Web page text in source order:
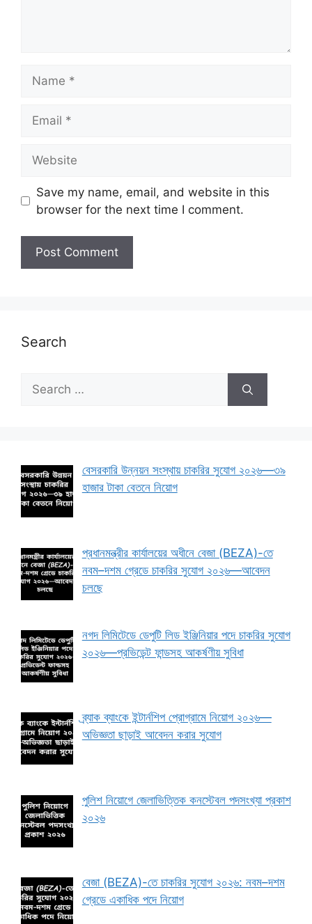
Save my name, email, and website in this
browser for the next time I comment.
Search
Search
for:
বেসরকারি উন্নয়ন সংস্থায় চাকরির সুযোগ ২০২৬—৩৯
হাজার টাকা বেতনে নিয়োগ
প্রধানমন্ত্রীর কার্যালয়ের অধীনে বেজা (BEZA)-তে
নবম–দশম গ্রেডে চাকরির সুযোগ ২০২৬—আবেদন
চলছে
নগদ লিমিটেডে ডেপুটি লিড ইঞ্জিনিয়ার পদে চাকরির সুযোগ
২০২৬—প্রভিডেন্ট ফান্ডসহ আকর্ষণীয় সুবিধা
ব্র্যাক ব্যাংকে ইন্টার্নশিপ প্রোগ্রামে নিয়োগ ২০২৬—
অভিজ্ঞতা ছাড়াই আবেদন করার সুযোগ
পুলিশ নিয়োগে জেলাভিত্তিক কনস্টেবল পদসংখ্যা প্রকাশ
২০২৬
বেজা (BEZA)-তে চাকরির সুযোগ ২০২৬: নবম–দশম
গ্রেডে একাধিক পদে নিয়োগ